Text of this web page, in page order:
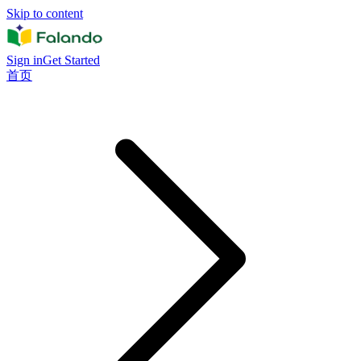
Skip to content
Sign inGet Started
首页